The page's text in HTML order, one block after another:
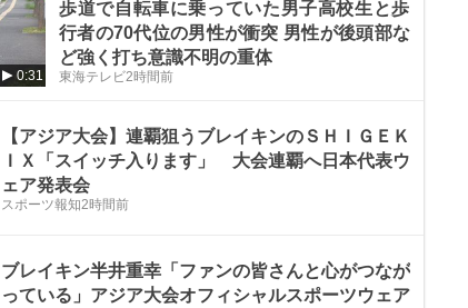
0:31
歩道で自転車に乗っていた男子高校生と歩
行者の70代位の男性が衝突 男性が後頭部な
ど強く打ち意識不明の重体
東海テレビ2時間前
【アジア大会】連覇狙うブレイキンのＳＨＩＧＥＫ
ＩＸ「スイッチ入ります」 大会連覇へ日本代表ウ
ェア発表会
スポーツ報知2時間前
ブレイキン半井重幸「ファンの皆さんと心がつなが
っている」アジア大会オフィシャルスポーツウェア